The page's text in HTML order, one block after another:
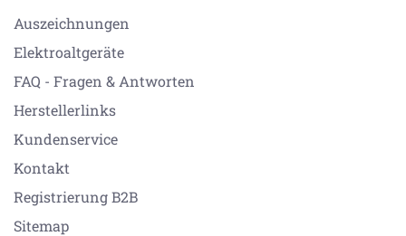
Wanneneinlauf 220mm, 1/2" mit automatischer
Umstellung (13512330)
Wannen-Vierlochbatterie 220mm (27512335)
Belle de Bain:
Wannen-Vierlochbatterie 220 mm (27512325)
Wanneneinlauf 220mm, 1/2" mit automatischer
Auszeichnungen
Elektroaltgeräte
FAQ - Fragen & Antworten
Herstellerlinks
Kundenservice
Kontakt
Registrierung B2B
Sitemap